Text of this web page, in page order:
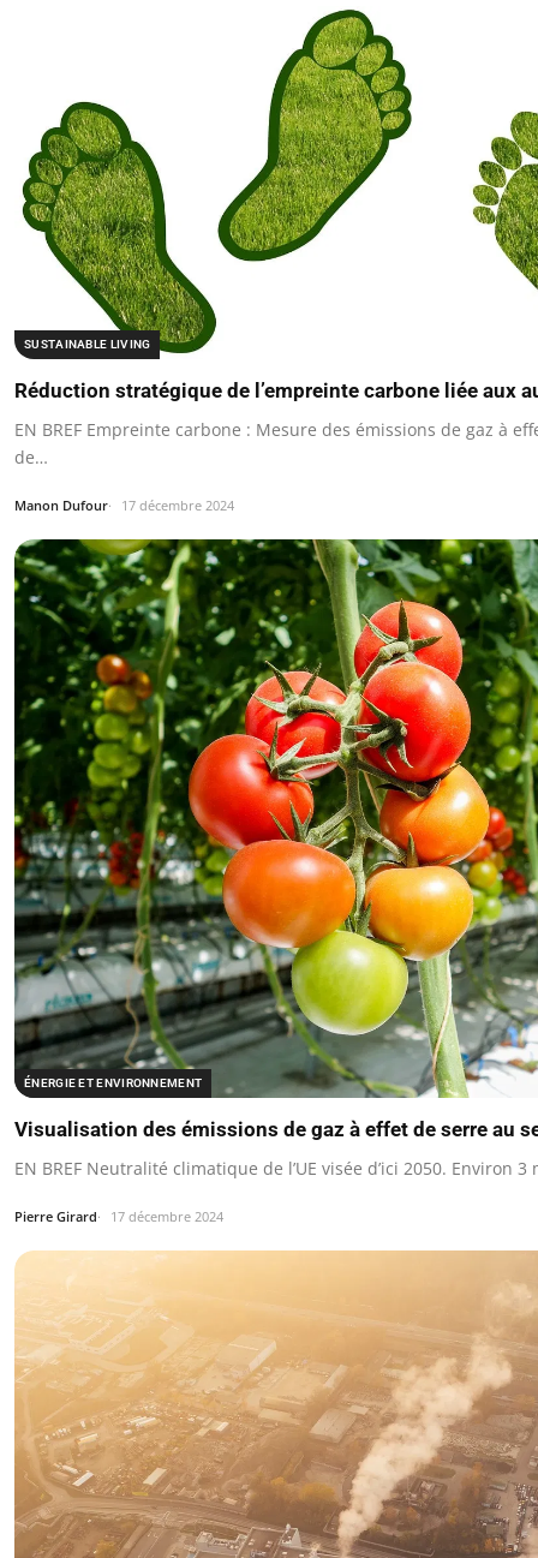
SUSTAINABLE LIVING
Réduction stratégique de l’empreinte carbone liée aux
EN BREF Empreinte carbone : Mesure des émissions de gaz à
de…
Manon Dufour 17 décembre 2024
ÉNERGIE ET ENVIRONNEMENT
Visualisation des émissions de gaz à effet de serre au
EN BREF Neutralité climatique de l’UE visée d’ici 2050. Environ
Pierre Girard 17 décembre 2024